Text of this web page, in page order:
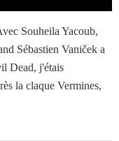
Souheila Yacoub,
Sébastien Vaniček a
Dead, j'étais
la claque Vermines,